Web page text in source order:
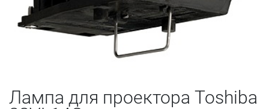
Лампа для проектора Toshiba